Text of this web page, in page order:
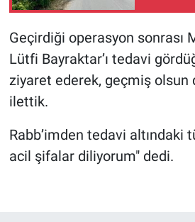
Geçirdiği operasyon sonrası
Lütfi Bayraktar’ı tedavi
ziyaret ederek, geçmiş olsun
ilettik.
Rabb’imden tedavi altındaki
acil şifalar diliyorum" dedi.